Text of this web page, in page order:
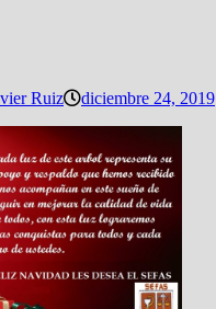
Ruiz diciembre 24, 2019